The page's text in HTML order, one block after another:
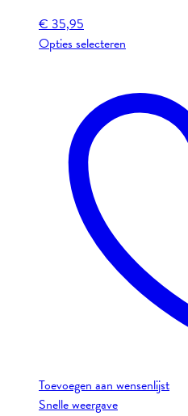
€35,95
Opties selecteren
meerdere
variaties.
de
productpagina
Toevoegen aan wensenlijst
Snelle weergave